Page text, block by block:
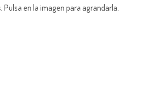
Pulsa en la imagen para agrandarla.